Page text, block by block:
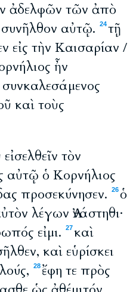
ἀδελφῶν τῶν ἀπὸ
αὐτῷ.
24τῇ
εἰς τὴν Καισαρίαν /
ἦν
καὶ τοὺς
τὸν
αὐτῷ ὁ Κορνήλιος
προσεκύνησεν.
26ὁ
λέγων Ἀνάστηθι·
εἰμι.
27καὶ
καὶ εὑρίσκει
28 ἔφη τε πρὸς